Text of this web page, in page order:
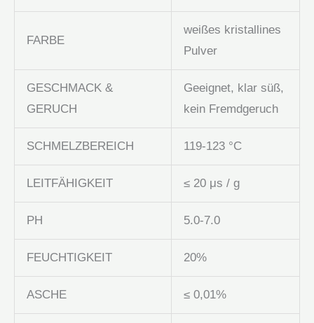
FARBE
weißes kristallines
Pulver
GESCHMACK &
GERUCH
Geeignet, klar süß,
kein Fremdgeruch
SCHMELZBEREICH 119-123 °C
LEITFÄHIGKEIT ≤ 20 μs / g
PH 5.0-7.0
FEUCHTIGKEIT 20%
ASCHE ≤ 0,01%